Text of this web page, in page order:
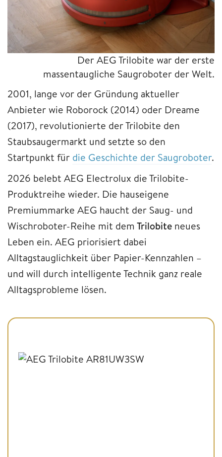
Der AEG Trilobite war der erste
massentaugliche Saugroboter der Welt.
2001, lange vor der Gründung aktueller
Anbieter wie Roborock (2014) oder Dreame
(2017), revolutionierte der Trilobite den
Staubsaugermarkt und setzte so den
Startpunkt für die Geschichte der Saugroboter.
2026 belebt AEG Electrolux die Trilobite-
Produktreihe wieder. Die hauseigene
Premiummarke AEG haucht der Saug- und
Wischroboter-Reihe mit dem Trilobite neues
Leben ein. AEG priorisiert dabei
Alltagstauglichkeit über Papier-Kennzahlen –
und will durch intelligente Technik ganz reale
Alltagsprobleme lösen.